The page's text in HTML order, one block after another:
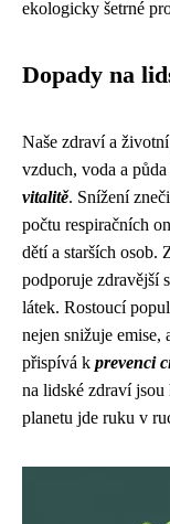
ekologicky šetrné
Dopady na
Naše zdraví a
vzduch, voda a
vitalitě. Snížení
počtu respiračních
dětí a starších osob.
podporuje zdravější
látek. Rostoucí
nejen snižuje
přispívá k prevenci
na lidské zdraví jsou
planetu jde ruku v